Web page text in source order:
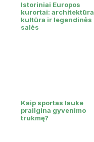
Istoriniai Europos
kurortai: architektūra,
kultūra ir legendinės
salės
Kaip sportas lauke
prailgina gyvenimo
trukmę?